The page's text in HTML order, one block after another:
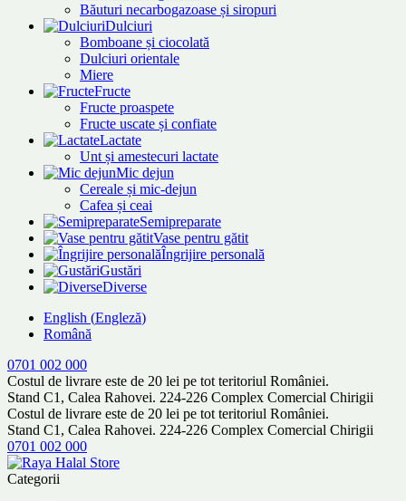
Băuturi necarbogazoase și siropuri
Dulciuri
Bomboane și ciocolată
Dulciuri orientale
Miere
Fructe
Fructe proaspete
Fructe uscate și confiate
Lactate
Unt și amestecuri lactate
Mic dejun
Cereale și mic-dejun
Cafea și ceai
Semipreparate
Vase pentru gătit
Îngrijire personală
Gustări
Diverse
English (Engleză)
Română
0701 002 000
Costul de livrare este de 20 lei pe tot teritoriul României.
Stand C1, Calea Rahovei. 224-226 Complex Comercial Chirigii
Costul de livrare este de 20 lei pe tot teritoriul României.
Stand C1, Calea Rahovei. 224-226 Complex Comercial Chirigii
0701 002 000
Categorii